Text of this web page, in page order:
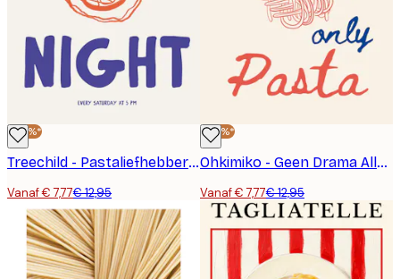
-40%*
Treechild - Pastaliefhebbers Verenig je! Poster
Vanaf € 7,77€ 12,95
-40%*
Ohkimiko - Geen Drama Alleen Pasta Poster
Vanaf € 7,77€ 12,95